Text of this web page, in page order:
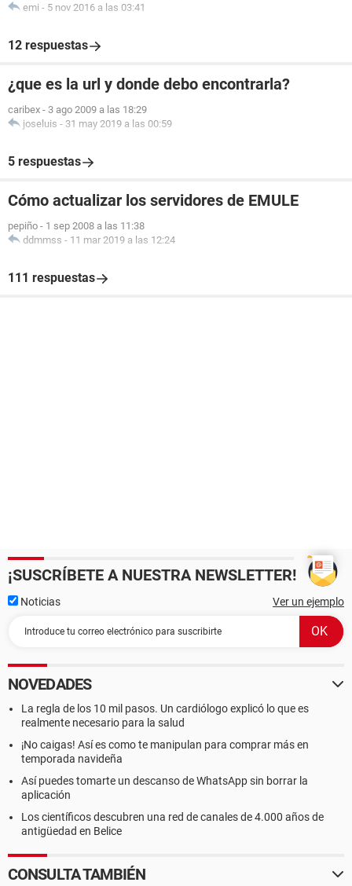
emi - 5 nov 2016 a las 03:41
12 respuestas
¿que es la url y donde debo encontrarla?
caribex - 3 ago 2009 a las 18:29
joseluis - 31 may 2019 a las 00:59
5 respuestas
Cómo actualizar los servidores de EMULE
pepiño - 1 sep 2008 a las 11:38
ddmmss - 11 mar 2019 a las 12:24
111 respuestas
¡SUSCRÍBETE A NUESTRA NEWSLETTER!
Noticias Ver un ejemplo
NOVEDADES
La regla de los 10 mil pasos. Un cardiólogo explicó lo que es
realmente necesario para la salud
¡No caigas! Así es como te manipulan para comprar más en
temporada navideña
Así puedes tomarte un descanso de WhatsApp sin borrar la
aplicación
Los científicos descubren una red de canales de 4.000 años de
antigüedad en Belice
CONSULTA TAMBIÉN